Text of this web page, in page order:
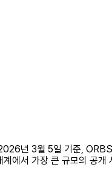
년 3월 5일 기준,
에서 가장 큰 규모의 공개